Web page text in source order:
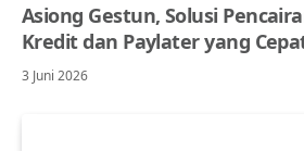
Asiong Gestun, Solusi
Kredit dan Paylater yang
3 Juni 2026